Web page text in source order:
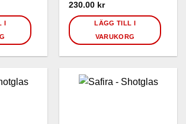
I
230.00 kr
LÄGG TILL I
VARUKORG